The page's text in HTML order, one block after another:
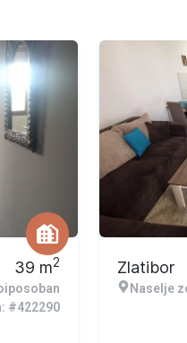
39 m2
#422290
Zlatibor
Naselje